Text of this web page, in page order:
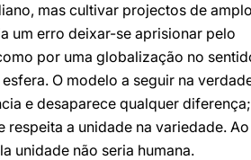
mas cultivar projectos de amplo
um erro deixar-se aprisionar pelo
por uma globalização no
O modelo a seguir na
e desaparece qualquer
a unidade na variedade. Ao
unidade não seria humana.